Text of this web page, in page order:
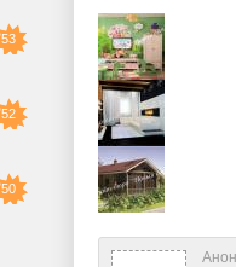
53
52
50